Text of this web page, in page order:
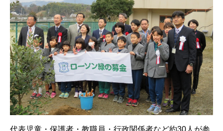
代表児童・保護者・教職員・行政関係者など約30人が参